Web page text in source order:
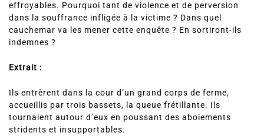
effroyables. Pourquoi tant de violence et de perversion
dans la souffrance infligée à la victime ? Dans quel
cauchemar va les mener cette enquête ? En sortiront-ils
indemnes ?
Extrait :
Ils entrèrent dans la cour d’un grand corps de ferme,
accueillis par trois bassets, la queue frétillante. Ils
tournaient autour d’eux en poussant des aboiements
stridents et insupportables.